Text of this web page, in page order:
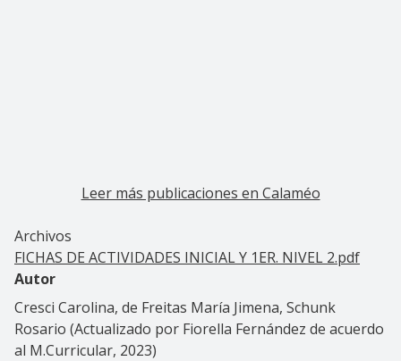
Leer más publicaciones en Calaméo
Archivos
FICHAS DE ACTIVIDADES INICIAL Y 1ER. NIVEL 2.pdf
Autor
Cresci Carolina, de Freitas María Jimena, Schunk
Rosario (Actualizado por Fiorella Fernández de acuerdo
al M.Curricular, 2023)